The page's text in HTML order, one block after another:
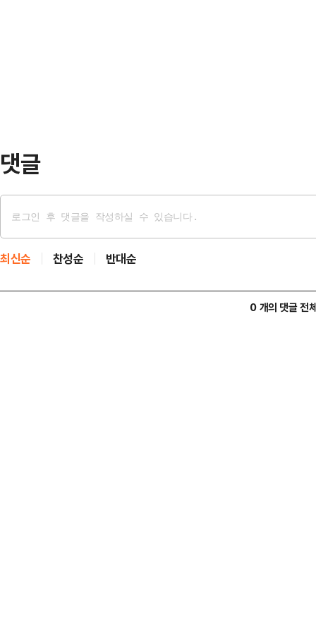
댓글
최신순 찬성순 반대순
0 개의 댓글 전